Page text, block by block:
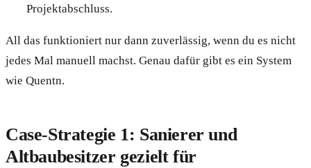
Projektabschluss.
All das funktioniert nur dann zuverlässig, wenn du es nicht
jedes Mal manuell machst. Genau dafür gibt es ein System
wie Quentn.
Case-Strategie 1: Sanierer und
Altbaubesitzer gezielt für